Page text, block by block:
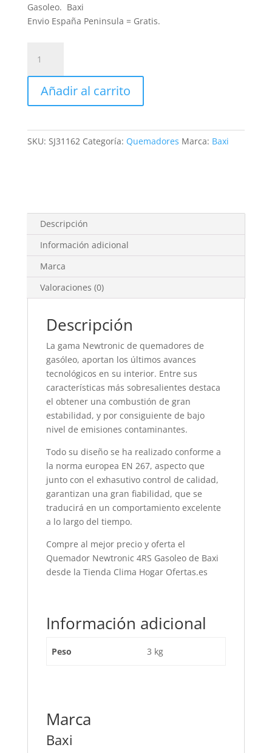
Gasoleo. Baxi
Envio España Peninsula = Gratis.
Baxi
Newtronic
4RS
Gasoleo
Añadir al carrito
SKU: SJ31162 Categoría: Quemadores Marca: Baxi
Descripción
Información adicional
Marca
Valoraciones (0)
Descripción
La gama Newtronic de quemadores de
gasóleo, aportan los últimos avances
tecnológicos en su interior. Entre sus
características más sobresalientes destaca
el obtener una combustión de gran
estabilidad, y por consiguiente de bajo
nivel de emisiones contaminantes.
Todo su diseño se ha realizado conforme a
la norma europea EN 267, aspecto que
junto con el exhasutivo control de calidad,
garantizan una gran fiabilidad, que se
traducirá en un comportamiento excelente
a lo largo del tiempo.
Compre al mejor precio y oferta el
Quemador Newtronic 4RS Gasoleo de Baxi
desde la Tienda Clima Hogar Ofertas.es
Información adicional
Peso 3 kg
Marca
Baxi